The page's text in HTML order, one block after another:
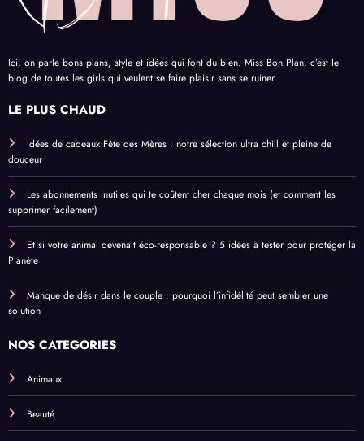
Ici, on parle bons plans, style et idées qui font du bien. Miss Bon Plan, c’est le
blog de toutes les girls qui veulent se faire plaisir sans se ruiner.
LE PLUS CHAUD
Idées de cadeaux Fête des Mères : notre sélection ultra chill et pleine de
douceur
Les abonnements inutiles qui te coûtent cher chaque mois (et comment les
supprimer facilement)
Et si votre animal devenait éco-responsable ? 5 idées à tester pour protéger la
Planète
Manque de désir dans le couple : pourquoi l’infidélité peut sembler une
solution
NOS CATEGORIES
Animaux
Beauté